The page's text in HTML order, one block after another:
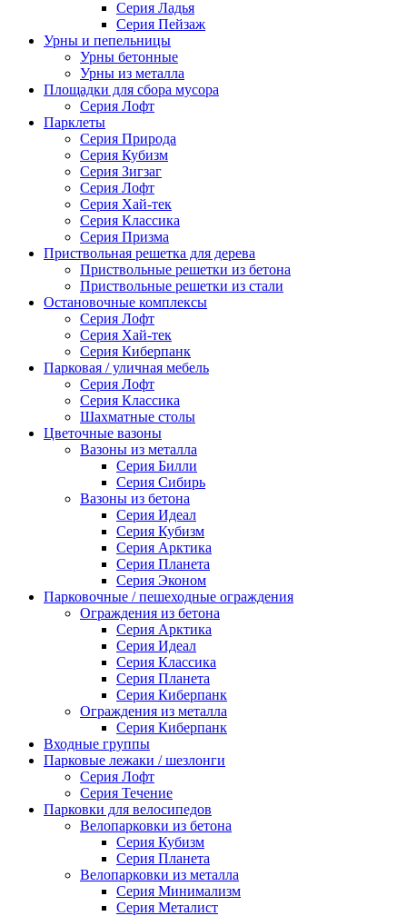
Серия Ладья
Серия Пейзаж
Урны и пепельницы
Урны бетонные
Урны из металла
Площадки для сбора мусора
Серия Лофт
Парклеты
Серия Природа
Серия Кубизм
Серия Зигзаг
Серия Лофт
Серия Хай-тек
Серия Классика
Серия Призма
Приствольная решетка для дерева
Приствольные решетки из бетона
Приствольные решетки из стали
Остановочные комплексы
Серия Лофт
Серия Хай-тек
Серия Киберпанк
Парковая / уличная мебель
Серия Лофт
Серия Классика
Шахматные столы
Цветочные вазоны
Вазоны из металла
Серия Билли
Серия Сибирь
Вазоны из бетона
Серия Идеал
Серия Кубизм
Серия Арктика
Серия Планета
Серия Эконом
Парковочные / пешеходные ограждения
Ограждения из бетона
Серия Арктика
Серия Идеал
Серия Классика
Серия Планета
Серия Киберпанк
Ограждения из металла
Серия Киберпанк
Входные группы
Парковые лежаки / шезлонги
Серия Лофт
Серия Течение
Парковки для велосипедов
Велопарковки из бетона
Серия Кубизм
Серия Планета
Велопарковки из металла
Серия Минимализм
Серия Металист